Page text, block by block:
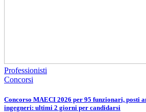
Professionisti
Concorsi
Concorso MAECI 2026 per 95 funzionari, posti
ingegneri: ultimi 2 giorni per candidarsi